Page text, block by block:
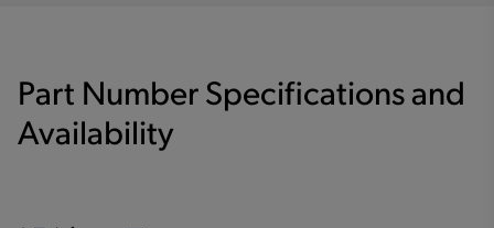
Part Number Specifications and
Availability